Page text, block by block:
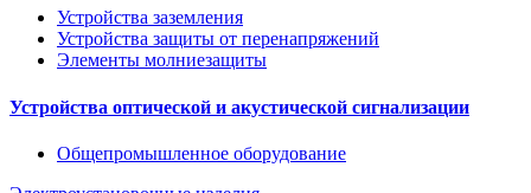
Устройства заземления
Устройства защиты от перенапряжений
Элементы молниезащиты
Устройства оптической и акустической сигнализации
Общепромышленное оборудование